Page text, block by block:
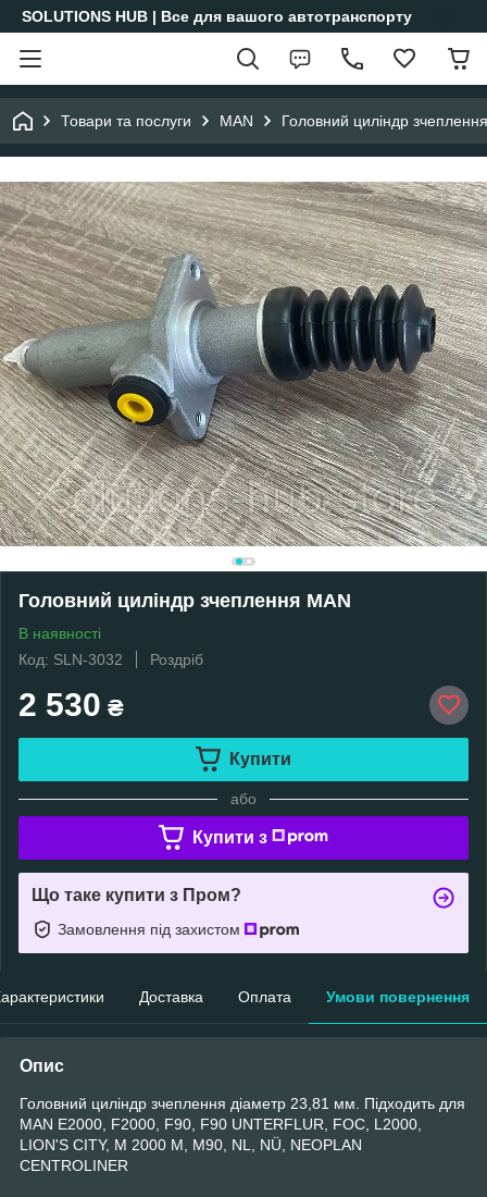
SOLUTIONS HUB | Все для вашого автотранспорту
Товари та послуги MAN Головний циліндр
Головний циліндр зчеплення MAN
В наявності
Код: SLN-3032
Роздріб
2 530 ₴
Купити
або
Купити з
Що таке купити з Пром?
Замовлення під захистом
Доставка Оплата Умови повернення
Опис
Головний циліндр зчеплення діаметр 23,81 мм. Підходить для
MAN E2000, F2000, F90, F90 UNTERFLUR, FOC, L2000,
LION'S CITY, M 2000 M, M90, NL, NÜ, NEOPLAN
CENTROLINER